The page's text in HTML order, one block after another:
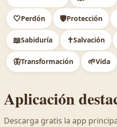
🤍Perdón 🛡️Protección
📖Sabiduría ✝️Salvación
🦋Transformación 🌱Vida
Aplicación
Descarga gratis la app